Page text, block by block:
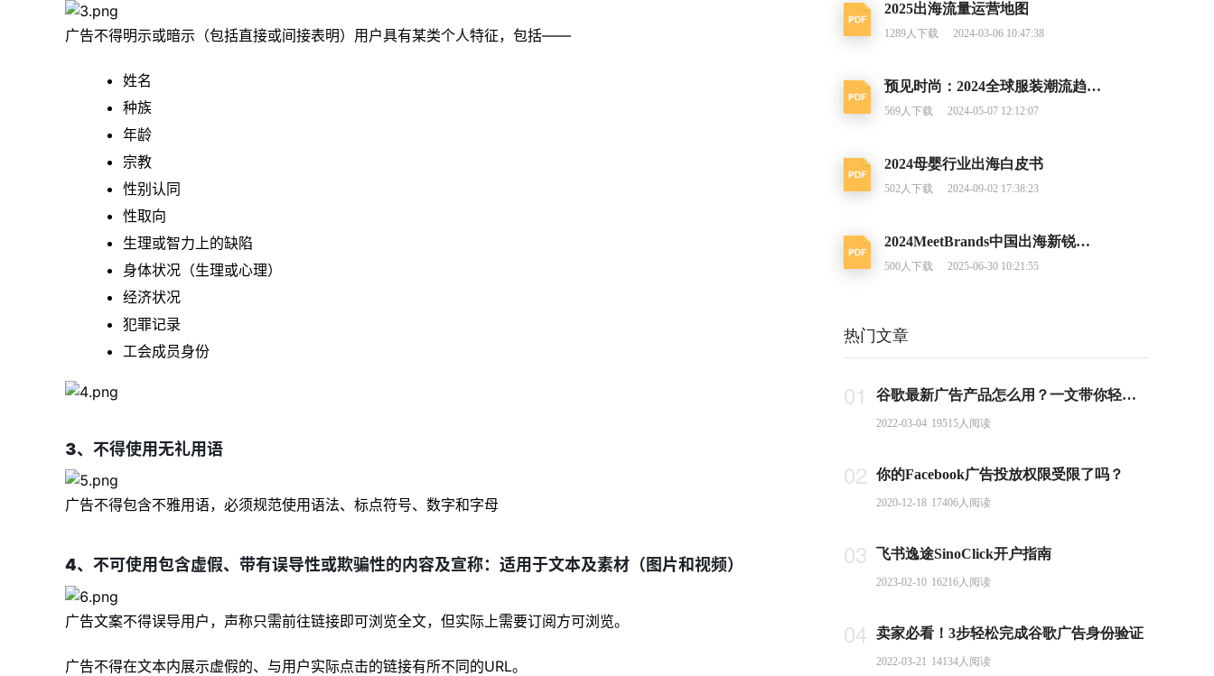
广告不得明示或暗示（包括直接或间接表明）用户具有某类个人特征，包括——
姓名
种族
年龄
宗教
性别认同
性取向
生理或智力上的缺陷
身体状况（生理或心理）
经济状况
犯罪记录
工会成员身份
3、不得使用无礼用语
广告不得包含不雅用语，必须规范使用语法、标点符号、数字和字母
4、不可使用包含虚假、带有误导性或欺骗性的内容及宣称：适用于文本及素材（图片和视频）
广告文案不得误导用户，声称只需前往链接即可浏览全文，但实际上需要订阅方可浏览。
广告不得在文本内展示虚假的、与用户实际点击的链接有所不同的URL。
2025出海流量运营地图
1289人下载 2024-03-06 10:47:38
预见时尚：2024全球服装潮流趋势洞察
569人下载 2024-05-07 12:12:07
2024母婴行业出海白皮书
502人下载 2024-09-02 17:38:23
2024MeetBrands中国出海新锐消费品牌榜单报告
500人下载 2025-06-30 10:21:55
热门文章
01 谷歌最新广告产品怎么用？一文带你轻松掌握PMax投放要点
2022-03-04 19515人阅读
02 你的Facebook广告投放权限受限了吗？
2020-12-18 17406人阅读
03 飞书逸途SinoClick开户指南
2023-02-10 16216人阅读
04 卖家必看！3步轻松完成谷歌广告身份验证
2022-03-21 14134人阅读